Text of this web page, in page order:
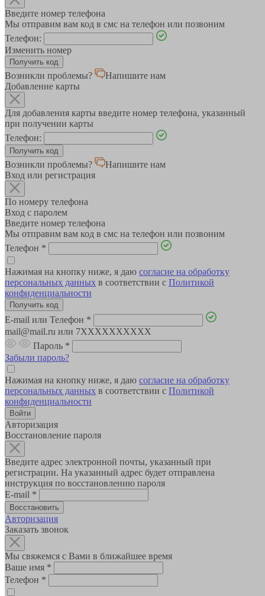
Введите номер телефона
Мы отправим вам код в смс на телефон или позвоним
Телефон:
Изменить номер
Возникли проблемы?
Напишите нам
Добавление карты
Для добавления карты введите номер телефона, указанный
при получении карты
Телефон:
Возникли проблемы?
Напишите нам
Вход или регистрация
По номеру телефона
Вход с паролем
Введите номер телефона
Мы отправим вам код в смс на телефон или позвоним
Телефон *
Нажимая на кнопку ниже, я даю согласие на обработку
персональных данных в соответствии с Политикой
конфиденциальности
E-mail или Телефон *
mail@mail.ru или 7XXXXXXXXXX
Пароль *
Забыли пароль?
Нажимая на кнопку ниже, я даю согласие на обработку
персональных данных в соответствии с Политикой
конфиденциальности
Авторизация
Восстановление пароля
Введите адрес электронной почты, указанный при
регистрации. На указанный адрес будет отправлена
инструкция по восстановлению пароля
E-mail *
Авторизация
Заказать звонок
Мы свяжемся с Вами в ближайшее время
Ваше имя *
Телефон *